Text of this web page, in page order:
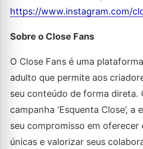
https://www.instagram.com/
Sobre o Close Fans
O Close Fans é uma
adulto que permite aos
seu conteúdo de forma direta.
campanha ‘Esquenta Close’, a
seu compromisso em oferecer
únicas e valorizar seus